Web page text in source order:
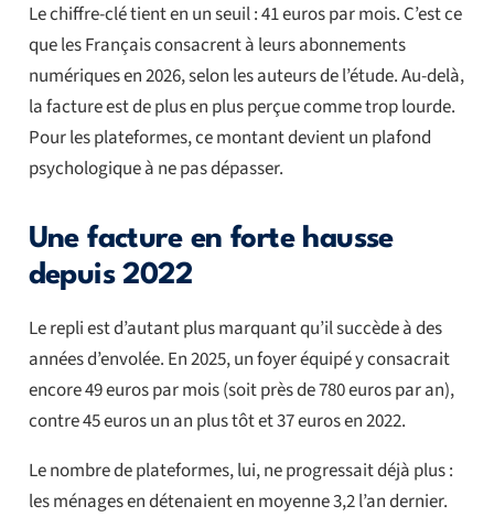
Le chiffre-clé tient en un seuil : 41 euros par mois. C’est ce
que les Français consacrent à leurs abonnements
numériques en 2026, selon les auteurs de l’étude. Au-delà,
la facture est de plus en plus perçue comme trop lourde.
Pour les plateformes, ce montant devient un plafond
psychologique à ne pas dépasser.
Une facture en forte hausse
depuis 2022
Le repli est d’autant plus marquant qu’il succède à des
années d’envolée. En 2025, un foyer équipé y consacrait
encore 49 euros par mois (soit près de 780 euros par an),
contre 45 euros un an plus tôt et 37 euros en 2022.
Le nombre de plateformes, lui, ne progressait déjà plus :
les ménages en détenaient en moyenne 3,2 l’an dernier.